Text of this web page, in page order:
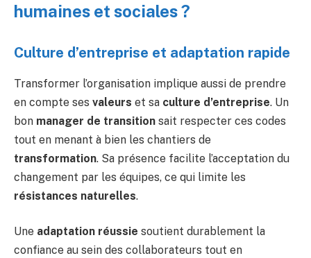
humaines et sociales ?
Culture d’entreprise et adaptation rapide
Transformer l’organisation implique aussi de prendre
en compte ses valeurs et sa culture d’entreprise. Un
bon manager de transition sait respecter ces codes
tout en menant à bien les chantiers de
transformation. Sa présence facilite l’acceptation du
changement par les équipes, ce qui limite les
résistances naturelles.
Une adaptation réussie soutient durablement la
confiance au sein des collaborateurs tout en